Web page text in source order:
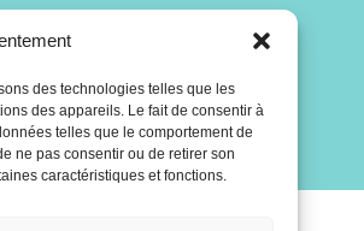
des technologies telles que les
des appareils. Le fait de consentir à
telles que le comportement de
ne pas consentir ou de retirer son
caractéristiques et fonctions.